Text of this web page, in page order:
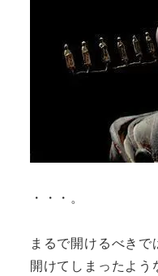
・・・。
まるで開けるべき
開けてしまったよう